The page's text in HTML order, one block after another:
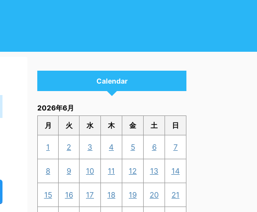
Calendar
2026年6月
月 火 水 木 金 土 日
1 2 3 4 5 6 7
8 9 10 11 12 13 14
15 16 17 18 19 20 21